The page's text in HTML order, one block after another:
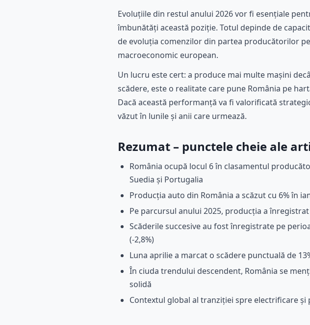
Evoluțiile din restul anului 2026 vor fi esențiale
îmbunătăți această poziție. Totul depinde de
de evoluția comenzilor din partea producătorilor
macroeconomic european.
Un lucru este cert: a produce mai multe mașini
scădere, este o realitate care pune România pe
Dacă această performanță va fi valorificată
văzut în lunile și anii care urmează.
Rezumat – punctele cheie ale
România ocupă locul 6 în clasamentul
Suedia și Portugalia
Producția auto din România a scăzut cu 6% în
Pe parcursul anului 2025, producția a
Scăderile succesive au fost înregistrate pe
(-2,8%)
Luna aprilie a marcat o scădere punctuală de
În ciuda trendului descendent, România se
solidă
Contextul global al tranziției spre electrificare